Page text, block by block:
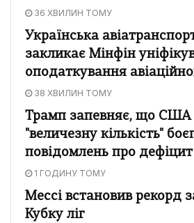
36 ХВИЛИН ТОМУ
Українська
закликає Мінфін
оподаткування
38 ХВИЛИН ТОМУ
Трамп запевняє, що США
"величезну кількість"
повідомлень про дефіцит
1 ГОДИНУ ТОМУ
Мессі встановив рекорд
Кубку ліг